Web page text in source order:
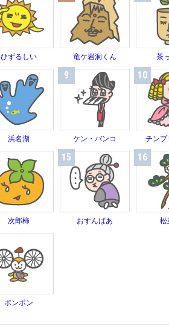
ひずるしい 竜ケ岩洞くん 茶
浜名湖
9
ケン・バンコ
10
チンプ
次郎柿
15
おすんばあ
16
松
ポンポン